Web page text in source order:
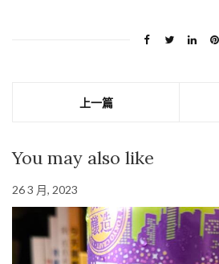
上一篇
You may also like
26 3 月, 2023